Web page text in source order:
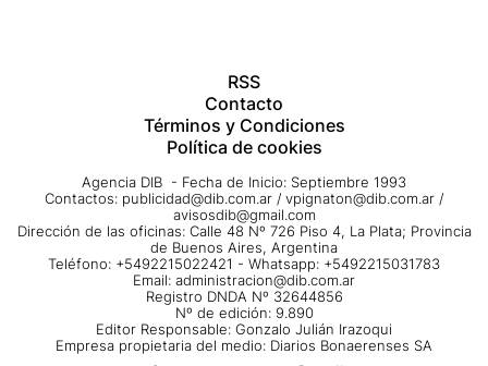
RSS
Contacto
Términos y Condiciones
Política de cookies
Agencia DIB - Fecha de Inicio: Septiembre 1993
Contactos: publicidad@dib.com.ar / vpignaton@dib.com.ar /
avisosdib@gmail.com
Dirección de las oficinas: Calle 48 Nº 726 Piso 4, La Plata; Provincia
de Buenos Aires, Argentina
Teléfono: +5492215022421 - Whatsapp: +5492215031783
Email: administracion@dib.com.ar
Registro DNDA Nº 32644856
Nº de edición: 9.890
Editor Responsable: Gonzalo Julián Irazoqui
Empresa propietaria del medio: Diarios Bonaerenses SA